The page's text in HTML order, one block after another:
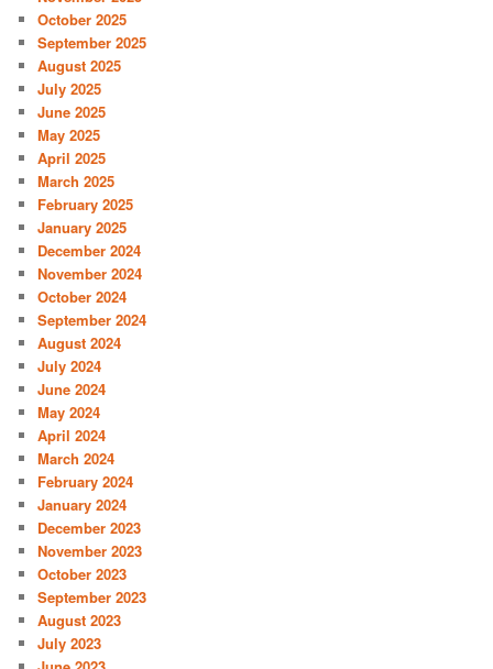
October 2025
September 2025
August 2025
July 2025
June 2025
May 2025
April 2025
March 2025
February 2025
January 2025
December 2024
November 2024
October 2024
September 2024
August 2024
July 2024
June 2024
May 2024
April 2024
March 2024
February 2024
January 2024
December 2023
November 2023
October 2023
September 2023
August 2023
July 2023